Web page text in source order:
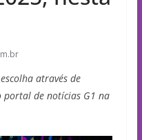
através de
portal de notícias G1 na